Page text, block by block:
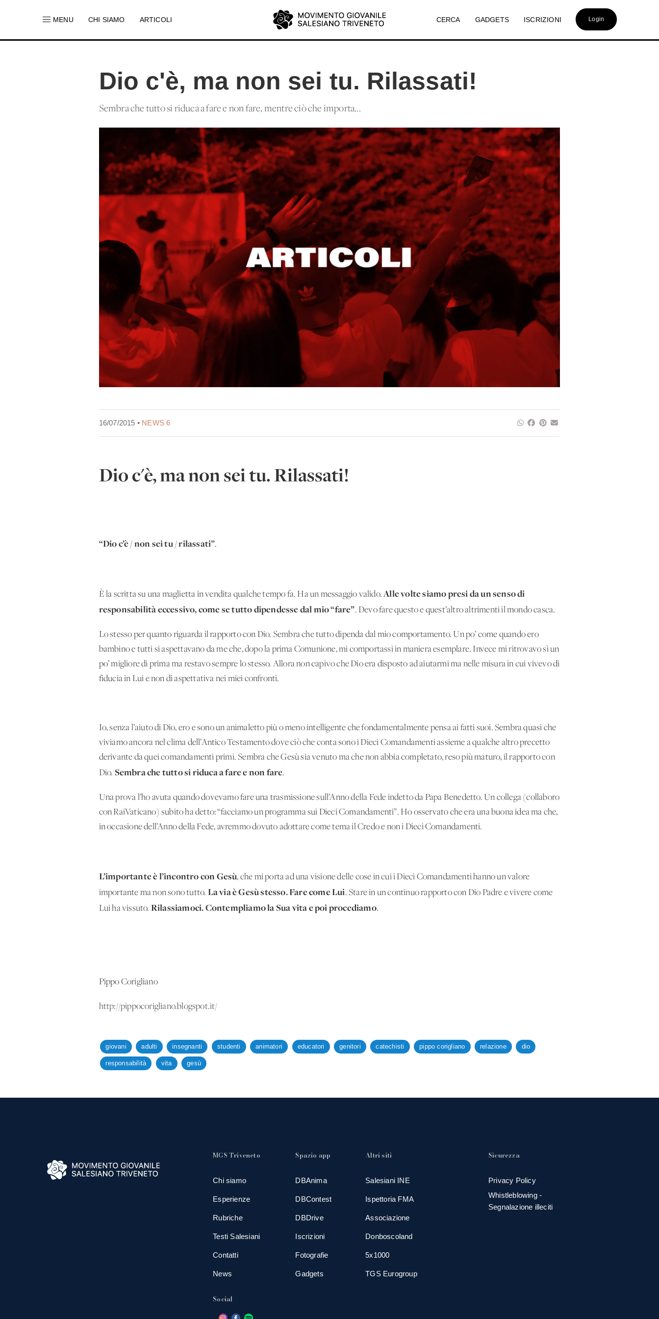
MENU CHI SIAMO ARTICOLI CERCA GADGETS ISCRIZIONI Login
Dio c'è, ma non sei tu. Rilassati!
Sembra che tutto si riduca a fare e non fare, mentre ciò che importa...
16/07/2015 • NEWS 6
Dio c'è, ma non sei tu. Rilassati!
“Dio c’è / non sei tu / rilassati”.
È la scritta su una maglietta in vendita qualche tempo fa. Ha un messaggio valido.Alle volte siamo presi da un senso di
responsabilità eccessivo, come se tutto dipendesse dal mio “fare”. Devo fare questo e quest’altro altrimenti il mondo casca.
Lo stesso per quanto riguarda il rapporto con Dio. Sembra che tutto dipenda dal mio comportamento. Un po’ come quando ero
bambino e tutti si aspettavano da me che, dopo la prima Comunione, mi comportassi in maniera esemplare. Invece mi ritrovavo sì un
po’ migliore di prima ma restavo sempre lo stesso. Allora non capivo che Dio era disposto ad aiutarmi ma nelle misura in cui vivevo di
fiducia in Lui e non di aspettativa nei miei confronti.
Io, senza l’aiuto di Dio, ero e sono un animaletto più o meno intelligente che fondamentalmente pensa ai fatti suoi. Sembra quasi che
viviamo ancora nel clima dell’Antico Testamento dove ciò che conta sono i Dieci Comandamenti assieme a qualche altro precetto
derivante da quei comandamenti primi. Sembra che Gesù sia venuto ma che non abbia completato, reso più maturo, il rapporto con
Dio. Sembra che tutto si riduca a fare e non fare.
Una prova l’ho avuta quando dovevamo fare una trasmissione sull’Anno della Fede indetto da Papa Benedetto. Un collega (collaboro
con RaiVaticano) subito ha detto: “facciamo un programma sui Dieci Comandamenti”. Ho osservato che era una buona idea ma che,
in occasione dell’Anno della Fede, avremmo dovuto adottare come tema il Credo e non i Dieci Comandamenti.
L’importante è l’incontro con Gesù, che mi porta ad una visione delle cose in cui i Dieci Comandamenti hanno un valore
importante ma non sono tutto. La via è Gesù stesso. Fare come Lui. Stare in un continuo rapporto con Dio Padre e vivere come
Lui ha vissuto. Rilassiamoci. Contempliamo la Sua vita e poi procediamo.
Pippo Corigliano
http://pippocorigliano.blogspot.it/
giovani adulti insegnanti studenti animatori educatori genitori catechisti pippo corigliano relazione dio
responsabilità vita gesù
MGS Triveneto
Chi siamo
Esperienze
Rubriche
Testi Salesiani
Contatti
News
Social
Spazio app
DBAnima
DBContest
DBDrive
Iscrizioni
Fotografie
Gadgets
Altri siti
Salesiani INE
Ispettoria FMA
Associazione
Donboscoland
5x1000
TGS Eurogroup
Sicurezza
Privacy Policy
Whistleblowing -
Segnalazione illeciti